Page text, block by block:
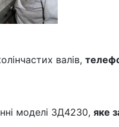
валів,
моделі 3Д4230, яке